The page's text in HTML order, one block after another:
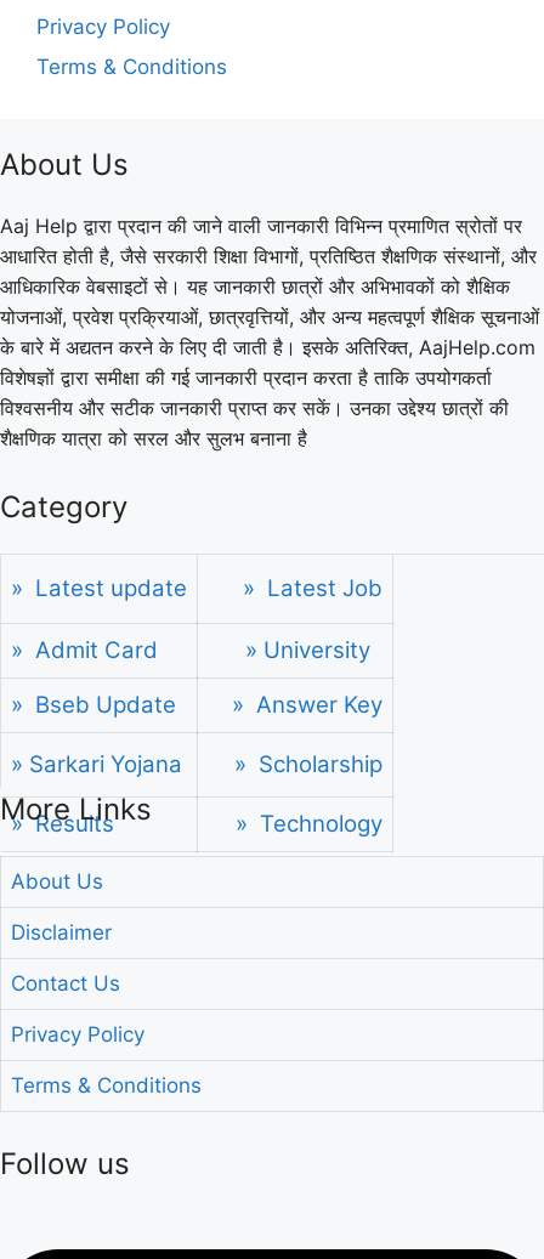
Privacy Policy
Terms & Conditions
About Us
Aaj Help द्वारा प्रदान की जाने वाली जानकारी विभिन्न प्रमाणित स्रोतों पर
आधारित होती है, जैसे सरकारी शिक्षा विभागों, प्रतिष्ठित शैक्षणिक संस्थानों, और
आधिकारिक वेबसाइटों से। यह जानकारी छात्रों और अभिभावकों को शैक्षिक
योजनाओं, प्रवेश प्रक्रियाओं, छात्रवृत्तियों, और अन्य महत्वपूर्ण शैक्षिक सूचनाओं
के बारे में अद्यतन करने के लिए दी जाती है। इसके अतिरिक्त, AajHelp.com
विशेषज्ञों द्वारा समीक्षा की गई जानकारी प्रदान करता है ताकि उपयोगकर्ता
विश्वसनीय और सटीक जानकारी प्राप्त कर सकें। उनका उद्देश्य छात्रों की
शैक्षणिक यात्रा को सरल और सुलभ बनाना है
Category
» Latest update » Latest Job
» Admit Card
» University
» Bseb Update
» Answer Key
» Sarkari Yojana » Scholarship
» Results » Technology
More Links
About Us
Disclaimer
Contact Us
Privacy Policy
Terms & Conditions
Follow us